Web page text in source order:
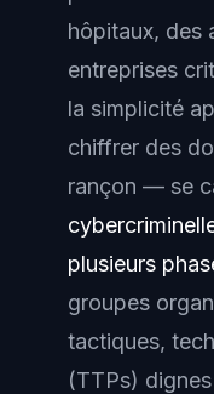
hôpitaux, des
entreprises
la simplicité
chiffrer des
rançon — se
plusieurs
groupes
tactiques,
(TTPs)